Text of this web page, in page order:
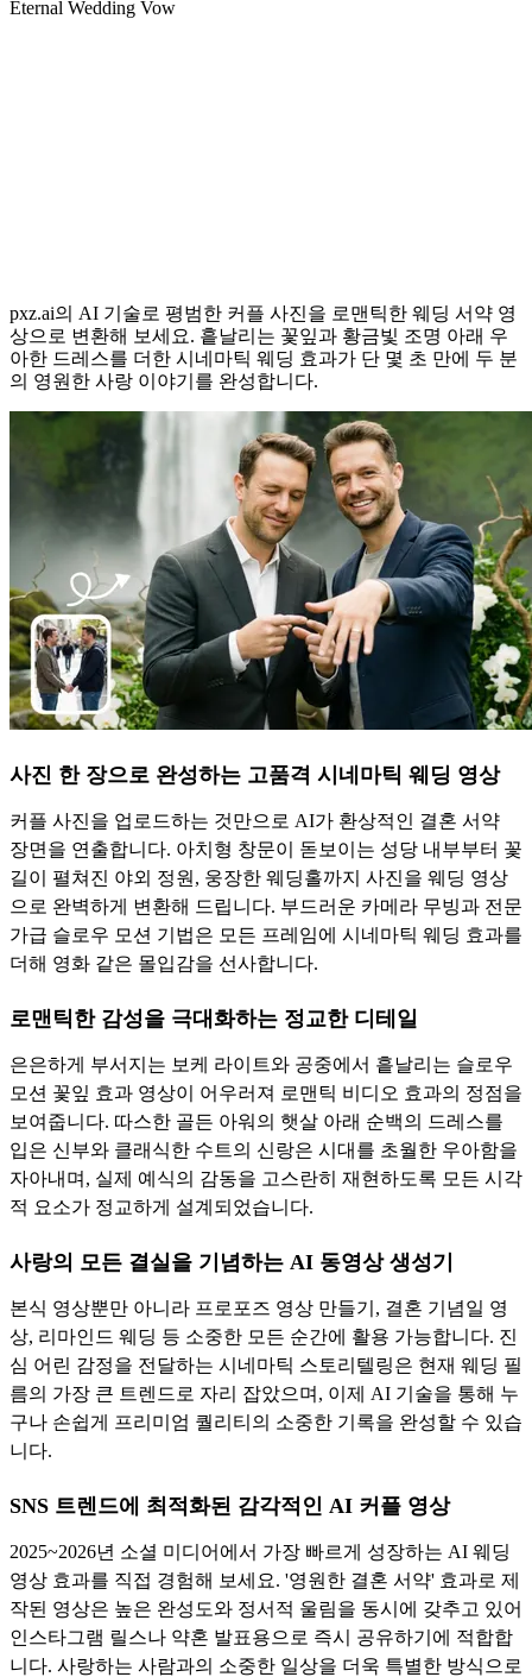
Eternal Wedding Vow
pxz.ai의 AI 기술로 평범한 커플 사진을 로맨틱한 웨딩 서약 영
상으로 변환해 보세요. 흩날리는 꽃잎과 황금빛 조명 아래 우
아한 드레스를 더한 시네마틱 웨딩 효과가 단 몇 초 만에 두 분
의 영원한 사랑 이야기를 완성합니다.
사진 한 장으로 완성하는 고품격 시네마틱 웨딩 영상
커플 사진을 업로드하는 것만으로 AI가 환상적인 결혼 서약
장면을 연출합니다. 아치형 창문이 돋보이는 성당 내부부터 꽃
길이 펼쳐진 야외 정원, 웅장한 웨딩홀까지 사진을 웨딩 영상
으로 완벽하게 변환해 드립니다. 부드러운 카메라 무빙과 전문
가급 슬로우 모션 기법은 모든 프레임에 시네마틱 웨딩 효과를
더해 영화 같은 몰입감을 선사합니다.
로맨틱한 감성을 극대화하는 정교한 디테일
은은하게 부서지는 보케 라이트와 공중에서 흩날리는 슬로우
모션 꽃잎 효과 영상이 어우러져 로맨틱 비디오 효과의 정점을
보여줍니다. 따스한 골든 아워의 햇살 아래 순백의 드레스를
입은 신부와 클래식한 수트의 신랑은 시대를 초월한 우아함을
자아내며, 실제 예식의 감동을 고스란히 재현하도록 모든 시각
적 요소가 정교하게 설계되었습니다.
사랑의 모든 결실을 기념하는 AI 동영상 생성기
본식 영상뿐만 아니라 프로포즈 영상 만들기, 결혼 기념일 영
상, 리마인드 웨딩 등 소중한 모든 순간에 활용 가능합니다. 진
심 어린 감정을 전달하는 시네마틱 스토리텔링은 현재 웨딩 필
름의 가장 큰 트렌드로 자리 잡았으며, 이제 AI 기술을 통해 누
구나 손쉽게 프리미엄 퀄리티의 소중한 기록을 완성할 수 있습
니다.
SNS 트렌드에 최적화된 감각적인 AI 커플 영상
2025~2026년 소셜 미디어에서 가장 빠르게 성장하는 AI 웨딩
영상 효과를 직접 경험해 보세요. '영원한 결혼 서약' 효과로 제
작된 영상은 높은 완성도와 정서적 울림을 동시에 갖추고 있어
인스타그램 릴스나 약혼 발표용으로 즉시 공유하기에 적합합
니다. 사랑하는 사람과의 소중한 일상을 더욱 특별한 방식으로